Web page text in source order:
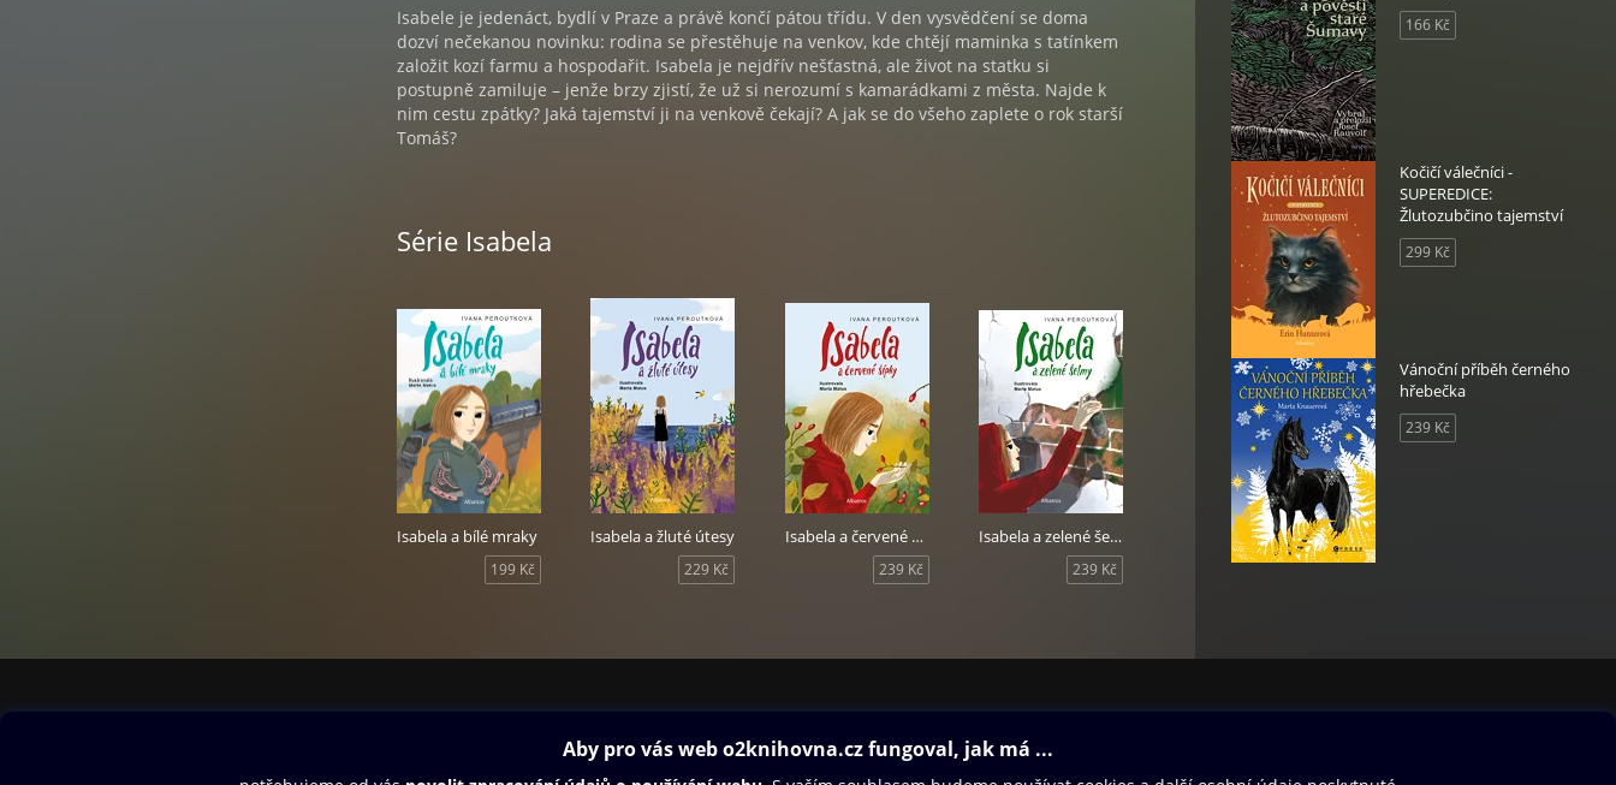
Isabele je jedenáct, bydlí v Praze a právě končí pátou třídu. V den vysvědčení se doma
dozví nečekanou novinku: rodina se přestěhuje na venkov, kde chtějí maminka s tatínkem
založit kozí farmu a hospodařit. Isabela je nejdřív nešťastná, ale život na statku si
postupně zamiluje – jenže brzy zjistí, že už si nerozumí s kamarádkami z města. Najde k
nim cestu zpátky? Jaká tajemství ji na venkově čekají? A jak se do všeho zaplete o rok starší
Tomáš?
Série Isabela
Isabela a bílé mraky
199 Kč
Isabela a žluté útesy
229 Kč
Isabela a červené šípky
239 Kč
Isabela a zelené šelmy
239 Kč
166 Kč
Kočičí válečníci -
SUPEREDICE:
Žlutozubčino tajemství
299 Kč
Vánoční příběh černého
hřebečka
239 Kč
Aplikace a hry